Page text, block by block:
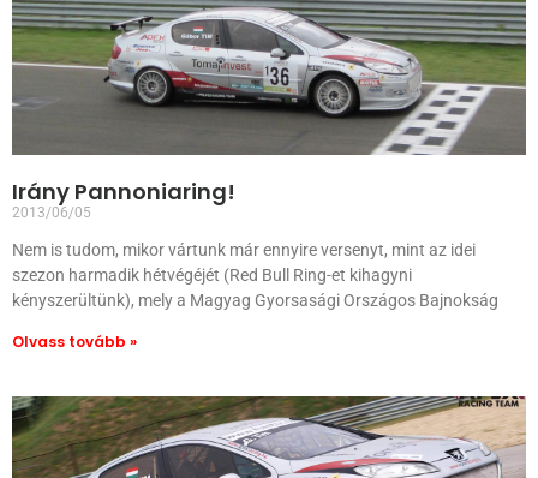
Irány Pannoniaring!
2013/06/05
Nem is tudom, mikor vártunk már ennyire versenyt, mint az idei
szezon harmadik hétvégéjét (Red Bull Ring-et kihagyni
kényszerültünk), mely a Magyag Gyorsasági Országos Bajnokság
Olvass tovább »